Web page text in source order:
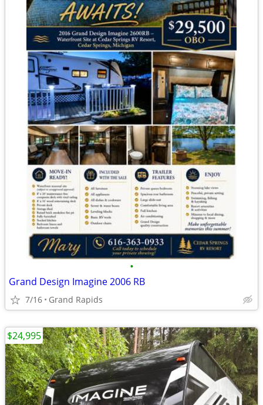
•
Grand Design Imagine 2006 RB
7/16 Grand Rapids
$24,995